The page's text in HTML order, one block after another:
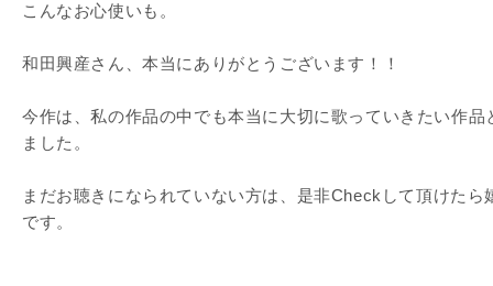
こんなお心使いも。
和田興産さん、本当にありがとうございます！！
今作は、私の作品の中でも本当に大切に歌っていきたい作品
ました。
まだお聴きになられていない方は、是非Checkして頂けたら
です。